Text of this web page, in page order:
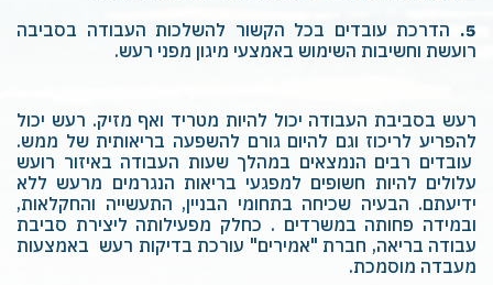
5.
הדרכת עובדים בכל הקשור להשלכות העבודה בסביבה
רועשת וחשיבות השימוש באמצעי מיגון מפני רעש.
רעש בסביבת העבודה יכול להיות מטריד ואף מזיק. רעש יכול
להפריע לריכוז וגם להיום גורם להשפעה בריאותית של ממש.
עובדים רבים הנמצאים במהלך שעות העבודה באיזור רועש
עלולים להיות חשופים למפגעי בריאות הנגרמים מרעש ללא
ידיעתם. הבעיה שכיחה בתחומי הבניין, התעשייה והחקלאות,
ובמידה פחותה במשרדים . כחלק מפעילותה ליצירת סביבת
עבודה בריאה, חברת "אמירים" עורכת בדיקות רעש באמצעות
מעבדה מוסמכת.